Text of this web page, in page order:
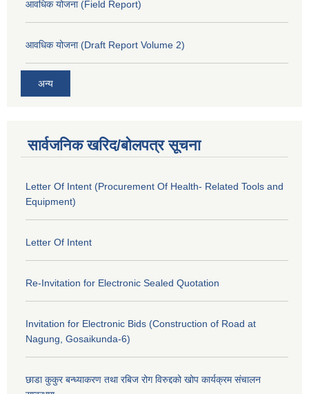
आवधिक योजना (Field Report)
आवधिक योजना (Draft Report Volume 2)
अन्य
सार्वजनिक खरिद/बोलपत्र सूचना
Letter Of Intent (Procurement Of Health- Related Tools and
Equipment)
Letter Of Intent
Re-Invitation for Electronic Sealed Quotation
Invitation for Electronic Bids (Construction of Road at
Nagung, Gosaikunda-6)
छाडा कुकुर बन्ध्याकरण तथा रबिज रोग विरुद्दको खोप कार्यक्रम संचालन